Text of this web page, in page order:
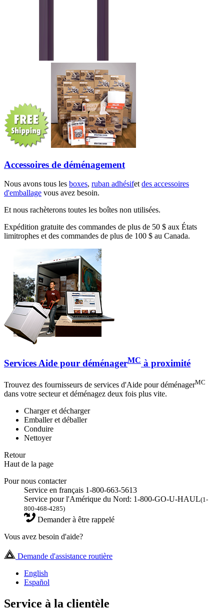
Accessoires de déménagement
Nous avons tous les boxes, ruban adhésifetdes accessoires
d'emballage vous avez besoin.
Et nous rachèterons toutes les boîtes non utilisées.
Expédition gratuite des commandes de plus de 50 $ aux États
limitrophes et des commandes de plus de 100 $ au Canada.
Services Aide pour déménagerMC à proximité
Trouvez des fournisseurs de services d'Aide pour déménagerMC
dans votre secteur et déménagez deux fois plus vite.
Charger et décharger
Emballer et déballer
Conduire
Nettoyer
Retour
Haut de la page
Pour nous contacter
Service en français 1-800-663-5613
Service pour l'Amérique du Nord: 1-800-GO-U-HAUL(1-
800-468-4285)
Demander à être rappelé
Vous avez besoin d'aide?
Demande d'assistance routière
English
Español
Service à la clientèle